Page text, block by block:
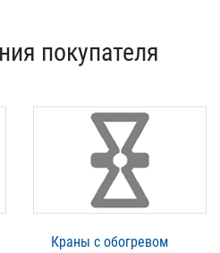
покупателя
Краны с обогревом